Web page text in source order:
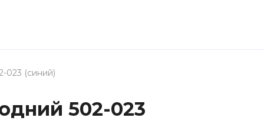
023 (синий)
502-023